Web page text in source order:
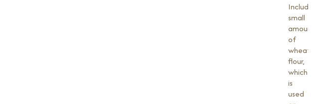
Includes
small
amount
of
wheat
flour,
which
is
used